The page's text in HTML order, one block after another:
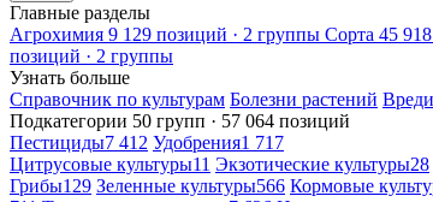
Главные разделы
Агрохимия 9 129 позиций · 2 группы Сорта 45
позиций · 2 группы
Узнать больше
Справочник по культурам Болезни растений
Подкатегории 50 групп · 57 064 позиций
Пестициды7 412 Удобрения1 717
Цитрусовые культуры11 Экзотические культуры28
Грибы129 Зеленные культуры566 Кормовые